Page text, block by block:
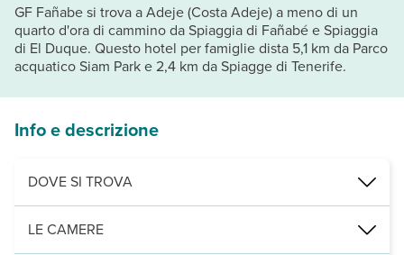
GF Fañabe si trova a Adeje (Costa Adeje) a meno di un
quarto d'ora di cammino da Spiaggia di Fañabé e Spiaggia
di El Duque. Questo hotel per famiglie dista 5,1 km da Parco
acquatico Siam Park e 2,4 km da Spiagge di Tenerife.
Info e descrizione
DOVE SI TROVA
Nelle vicinanze di: I Negozi del Duca
LE CAMERE